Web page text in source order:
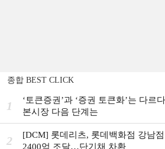
종합 BEST CLICK
1
‘토큰증권’과 ‘증권 토큰화’는 다르
본시장 다음 단계는
2
[DCM] 롯데리츠, 롯데백화점 강남
2400억 조달…단기채 차환